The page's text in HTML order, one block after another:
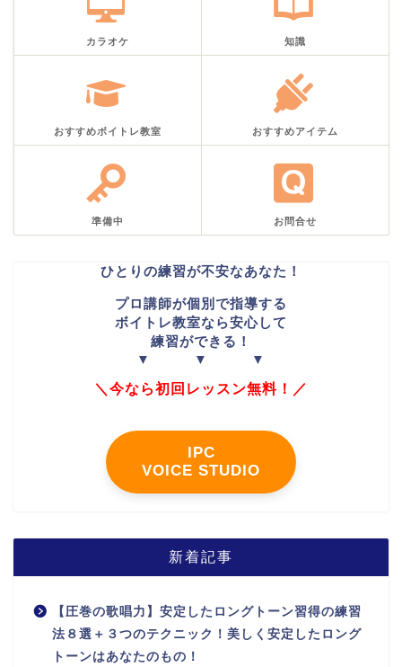
カラオケ 知識
おすすめボイトレ教室 おすすめアイテム
準備中 お問合せ
ひとりの練習が不安なあなた！
プロ講師が個別で指導する
ボイトレ教室なら安心して
練習ができる！
▼ ▼ ▼
＼今なら初回レッスン無料！／
IPC
VOICE STUDIO
新着記事
【圧巻の歌唱力】安定したロングトーン習得の練習
法８選＋３つのテクニック！美しく安定したロング
トーンはあなたのもの！